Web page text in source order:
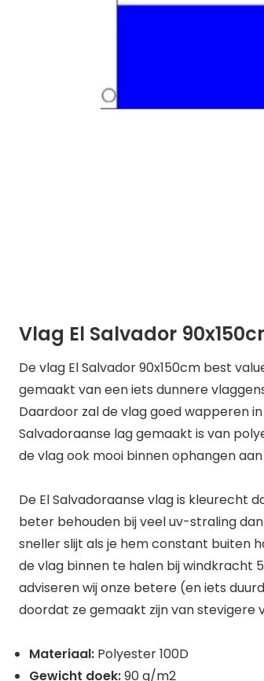
Vlag El Salvador
De vlag El Salvador 90x150cm best
gemaakt van een iets dunnere
Daardoor zal de vlag goed wapperen
Salvadoraanse lag gemaakt is van
de vlag ook mooi binnen ophangen
De El Salvadoraanse vlag is kleurecht
beter behouden bij veel uv-straling
sneller slijt als je hem constant buiten
de vlag binnen te halen bij windkracht
adviseren wij onze betere (en iets
doordat ze gemaakt zijn van stevigere
Materiaal: Polyester 100D
Gewicht doek:90 g/m2